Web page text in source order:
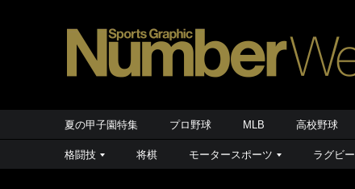
夏の甲子園特集 プロ野球 MLB 高校野球
格闘技 将棋 モータースポーツ ラグビー